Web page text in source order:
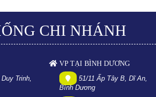
CHI NHÁNH
Trinh,
VP TẠI BÌNH DƯƠNG
51/11 Ấp Tây B, Dĩ An,
Bình Dương